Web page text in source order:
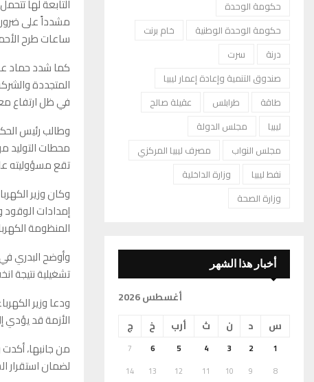
التابعة لها
مشدداً على
ساعات طرح
كما شدد حماد
المتجددة
في ظل ارتفاع
وطالب رئيس
محطات التوليد
تقع مسؤوليته
وكان وزير
إمدادات الوقود
المنظومة
وأوضح البدري
تشغيلية نتيجة
ودعا وزير
الأزمة قد يؤدي
من جانبها،
لضمان استقرار
حكومة الوحدة
حكومة الوحدة الوطنية
خام برنت
درنة
سرت
صندوق التنمية وإعادة إعمار ليبيا
طاقة
طرابلس
عقيلة صالح
ليبيا
مجلس الدولة
مجلس النواب
مصرف ليبيا المركزي
نفط ليبيا
وزارة الداخلية
وزارة الصحة
أخبار هذا الشهر
أغسطس 2026
س
د ن ث أرب خ ج
1
2
3
4
5
6
7
8
9
10
11
12
13
14